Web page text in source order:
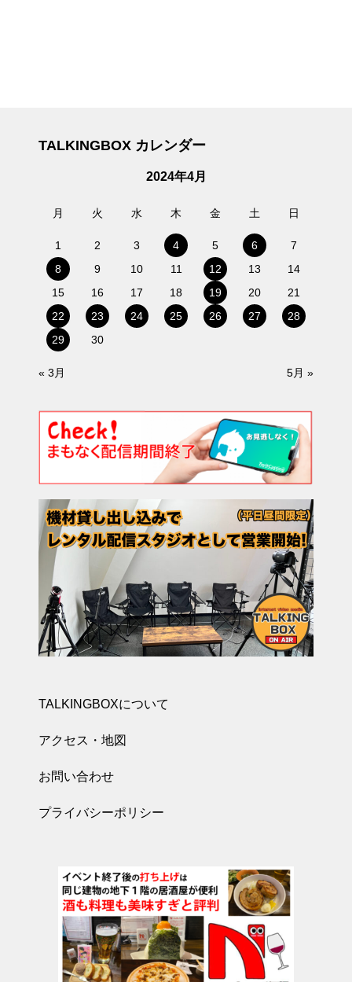
TALKINGBOX カレンダー
2024年4月
月 火 水 木 金 土 日
1 2 3 4 5 6
7
8
9 10 11 12 13
14
15
16 17 18 19 20
21
22
23 24 25 26 27
28
29
30
« 3月 5月 »
TALKINGBOXについて
アクセス・地図
お問い合わせ
プライバシーポリシー